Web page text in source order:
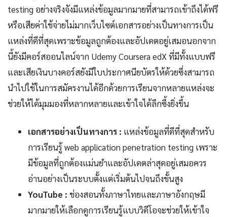
testing อย่างจริงจังมีแหล่งข้อมูลมากมายที่สามารถเข้าถึงได้ฟรี
หรือเสียค่าใช้จ่ายไม่มากเว็บไซต์เอกสารอย่างเป็นทางการเป็น
แหล่งที่ดีที่สุดเพราะข้อมูลถูกต้องและอัปเดตอยู่เสมอนอกจาก
นี้ยังมีคอร์สออนไลน์จาก Udemy Coursera edX ที่มีทั้งแบบฟรี
และเสียเงินบางคอร์สยังมีใบประกาศนียบัตรให้ด้วยซึ่งสามารถ
นำไปใช้ในการสมัครงานได้อีกด้วยการเรียนจากหลายแหล่งจะ
ช่วยให้ได้มุมมองที่หลากหลายและเข้าใจได้ลึกซึ้งยิ่งขึ้น
เอกสารอย่างเป็นทางการ : แหล่งข้อมูลที่ดีที่สุดสำหรับ
การเรียนรู้ web application penetration testing เพราะ
มีข้อมูลที่ถูกต้องแม่นยำและอัปเดตล่าสุดอยู่เสมอควร
อ่านอย่างเป็นระบบตั้งแต่เริ่มต้นไปจนถึงขั้นสูง
YouTube : ช่องสอนทั้งภาษาไทยและภาษาอังกฤษมี
มากมายให้เลือกดูการเรียนรู้แบบวิดีโอจะช่วยให้เข้าใจ